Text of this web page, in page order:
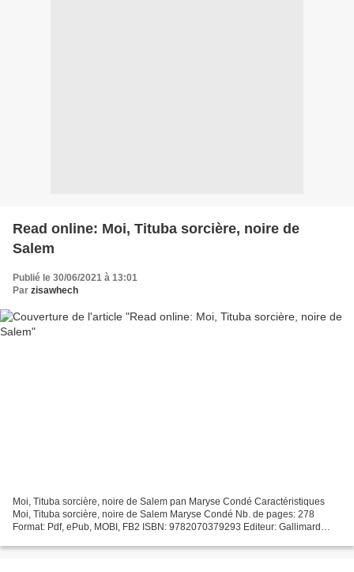
Read online: Moi, Tituba sorcière, noire de
Salem
Publié le 30/06/2021 à 13:01
Par zisawhech
Moi, Tituba sorcière, noire de Salem pan Maryse Condé Caractéristiques
Moi, Tituba sorcière, noire de Salem Maryse Condé Nb. de pages: 278
Format: Pdf, ePub, MOBI, FB2 ISBN: 9782070379293 Editeur: Gallimard